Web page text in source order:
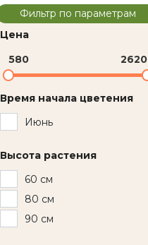
Фильтр по параметрам
Цена
580
2620
Время начала цветения
Июнь
Высота растения
60 см
80 см
90 см